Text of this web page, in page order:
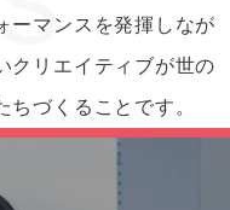
ーマンスを発揮しなが
クリエイティブが世の
づくることです。